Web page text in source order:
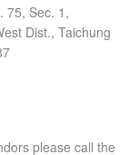
75, Sec. 1,
Dist., Taichung
please call the